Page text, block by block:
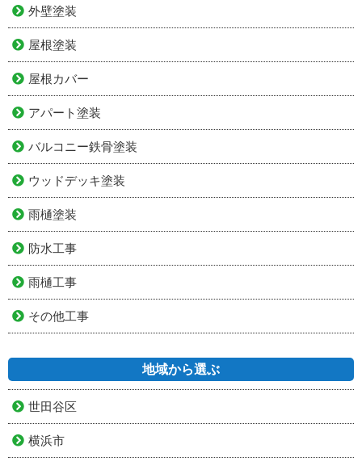
外壁塗装
屋根塗装
屋根カバー
アパート塗装
バルコニー鉄骨塗装
ウッドデッキ塗装
雨樋塗装
防水工事
雨樋工事
その他工事
地域から選ぶ
世田谷区
横浜市